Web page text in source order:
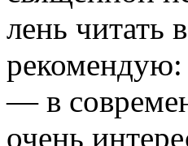
лень читать
рекомендую:
— в
очень